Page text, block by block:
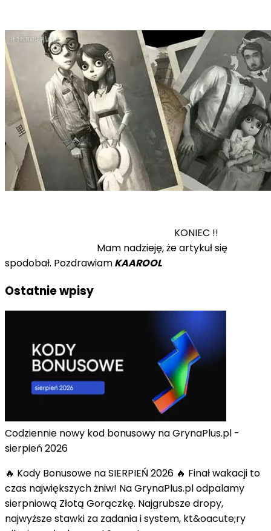
KONIEC !!
Mam nadzieję, że artykuł się
spodobał. PozdrawiamKAAROOL
Ostatnie wpisy
Codziennie nowy kod bonusowy na GrynaPlus.pl -
sierpień 2026
🔥 Kody Bonusowe na SIERPIEŃ 2026 🔥 Finał wakacji to
czas największych żniw! Na GrynaPlus.pl odpalamy
sierpniową Złotą Gorączkę. Najgrubsze dropy,
najwyższe stawki za zadania i system, kt&oacute;ry